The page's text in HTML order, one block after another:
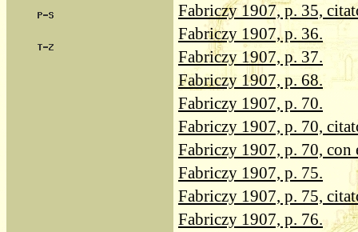
Fabriczy 1907, p. 35,
Fabriczy 1907, p. 36.
Fabriczy 1907, p. 37.
Fabriczy 1907, p. 68.
Fabriczy 1907, p. 70.
Fabriczy 1907, p. 70,
Fabriczy 1907, p. 70, con
Fabriczy 1907, p. 75.
Fabriczy 1907, p. 75,
Fabriczy 1907, p. 76.